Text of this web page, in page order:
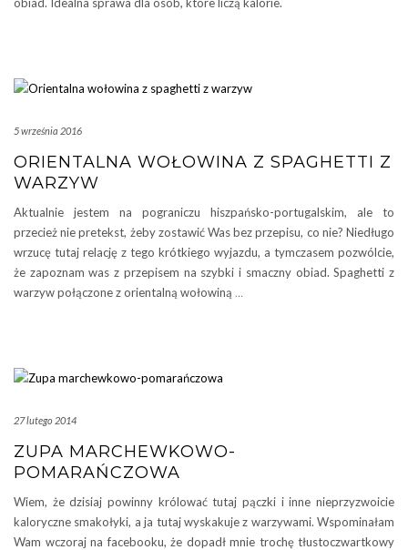
5 września 2016
ORIENTALNA WOŁOWINA Z SPAGHETTI Z
WARZYW
Aktualnie jestem na pograniczu hiszpańsko-portugalskim, ale to
przecież nie pretekst, żeby zostawić Was bez przepisu, co nie? Niedługo
wrzucę tutaj relację z tego krótkiego wyjazdu, a tymczasem pozwólcie,
że zapoznam was z przepisem na szybki i smaczny obiad. Spaghetti z
warzyw połączone z orientalną wołowiną …
27 lutego 2014
ZUPA MARCHEWKOWO-
POMARAŃCZOWA
Wiem, że dzisiaj powinny królować tutaj pączki i inne nieprzyzwoicie
kaloryczne smakołyki, a ja tutaj wyskakuje z warzywami. Wspominałam
Wam wczoraj na facebooku, że dopadł mnie trochę tłustoczwartkowy